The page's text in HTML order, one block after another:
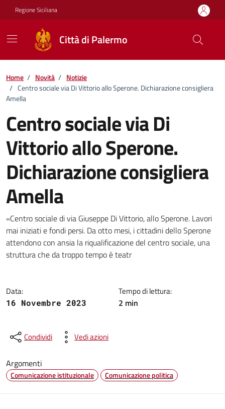
Vai ai contenuti
Vai al footer
Regione Siciliana
Città di Palermo
Home / Novità / Notizie
/ Centro sociale via Di Vittorio allo Sperone. Dichiarazione consigliera
Amella
Centro sociale via Di
Vittorio allo Sperone.
Dichiarazione consigliera
Amella
Dettagli della notizia
«Centro sociale di via Giuseppe Di Vittorio, allo Sperone. Lavori
mai iniziati e fondi persi. Da otto mesi, i cittadini dello Sperone
attendono con ansia la riqualificazione del centro sociale, una
struttura che da troppo tempo è teatr
Data:
16 Novembre 2023
Tempo di lettura:
2 min
Condividi Vedi azioni
Argomenti
Comunicazione istituzionale Comunicazione politica